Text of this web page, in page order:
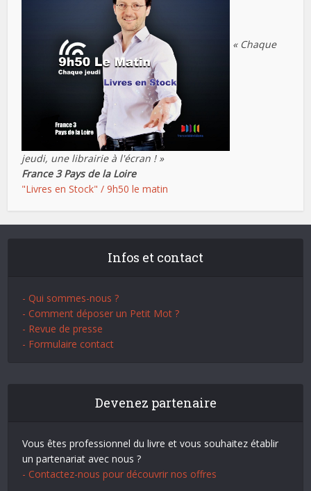
« Chaque
jeudi, une librairie à l'écran ! »
France 3 Pays de la Loire
"Livres en Stock" / 9h50 le matin
Infos et contact
- Qui sommes-nous ?
- Comment déposer un Petit Mot ?
- Revue de presse
- Formulaire contact
Devenez partenaire
Vous êtes professionnel du livre et vous souhaitez établir
un partenariat avec nous ?
- Contactez-nous pour découvrir nos offres